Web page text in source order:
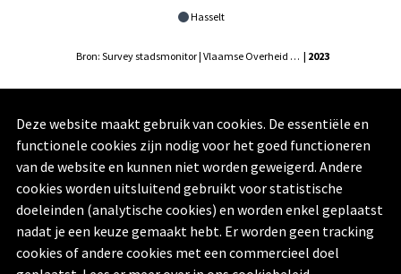
Deze website maakt gebruik van cookies. De essentiële en
functionele cookies zijn nodig voor het goed functioneren
van de website en kunnen niet worden geweigerd. Andere
cookies worden uitsluitend gebruikt voor statistische
doeleinden (analytische cookies) en worden enkel geplaatst
nadat je een keuze gemaakt hebt. Er worden geen tracking
cookies of andere cookies met een commercieel doel
Hasselt
Bron: Survey stadsmonitor | Vlaamse Overheid - Agentschap Binnenlands Bestuur, Statistiek Vlaanderen | 2023
hoog, de score is nu 90,8%. Genk zit daarmee boven
het gemiddelde van de centrumsteden (85,5%).
Vorige Volgende